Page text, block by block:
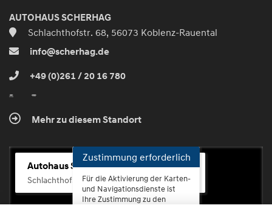
AUTOHAUS SCHERHAG
Schlachthofstr. 68, 56073 Koblenz-Rauental
info@scherhag.de
+49 (0)261 / 20 16 780
Mehr zu diesem Standort
Autohaus Scherhag
Schlachthofstr. 68, 56073 Koblenz-Rauental
Zustimmung erforderlich
Für die Aktivierung der Karten-
und Navigationsdienste ist
Ihre Zustimmung zu den